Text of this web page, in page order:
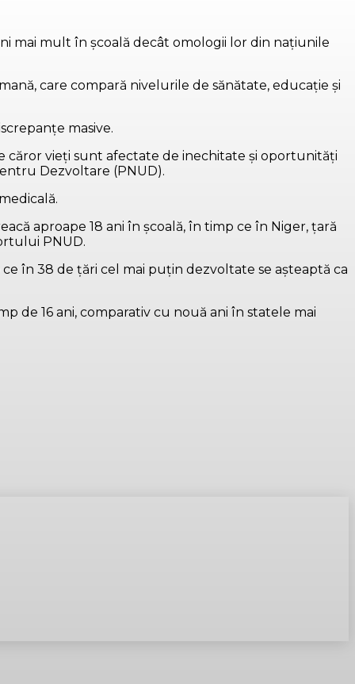
mai mult în şcoală decât omologii lor din naţiunile
care compară nivelurile de sănătate, educaţie şi
masive.
căror vieţi sunt afectate de inechitate şi oportunităţi
Dezvoltare (PNUD).
aproape 18 ani în şcoală, în timp ce în Niger, ţară
PNUD.
în 38 de ţări cel mai puţin dezvoltate se aşteaptă ca
de 16 ani, comparativ cu nouă ani în statele mai